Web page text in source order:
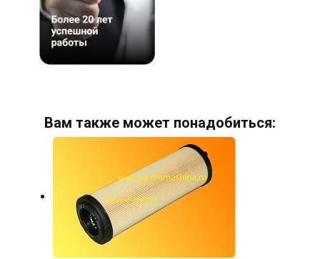
Вам также может понадобиться: